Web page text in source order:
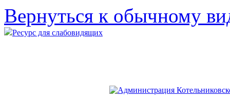
Вернуться к обычному
Ресурс для слабовидящих